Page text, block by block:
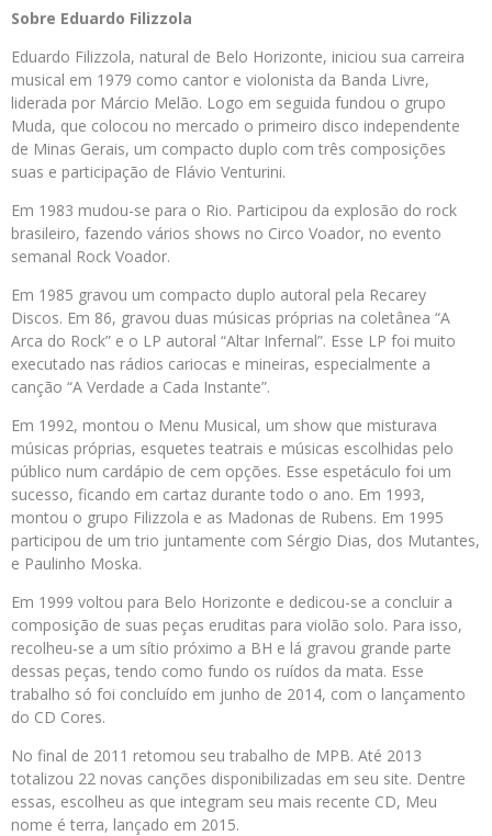
Sobre Eduardo Filizzola
Eduardo Filizzola, natural de Belo Horizonte, iniciou sua carreira
musical em 1979 como cantor e violonista da Banda Livre,
liderada por Márcio Melão. Logo em seguida fundou o grupo
Muda, que colocou no mercado o primeiro disco independente
de Minas Gerais, um compacto duplo com três composições
suas e participação de Flávio Venturini.
Em 1983 mudou-se para o Rio. Participou da explosão do rock
brasileiro, fazendo vários shows no Circo Voador, no evento
semanal Rock Voador.
Em 1985 gravou um compacto duplo autoral pela Recarey
Discos. Em 86, gravou duas músicas próprias na coletânea “A
Arca do Rock” e o LP autoral “Altar Infernal”. Esse LP foi muito
executado nas rádios cariocas e mineiras, especialmente a
canção “A Verdade a Cada Instante”.
Em 1992, montou o Menu Musical, um show que misturava
músicas próprias, esquetes teatrais e músicas escolhidas pelo
público num cardápio de cem opções. Esse espetáculo foi um
sucesso, ficando em cartaz durante todo o ano. Em 1993,
montou o grupo Filizzola e as Madonas de Rubens. Em 1995
participou de um trio juntamente com Sérgio Dias, dos Mutantes,
e Paulinho Moska.
Em 1999 voltou para Belo Horizonte e dedicou-se a concluir a
composição de suas peças eruditas para violão solo. Para isso,
recolheu-se a um sítio próximo a BH e lá gravou grande parte
dessas peças, tendo como fundo os ruídos da mata. Esse
trabalho só foi concluído em junho de 2014, com o lançamento
do CD Cores.
No final de 2011 retomou seu trabalho de MPB. Até 2013
totalizou 22 novas canções disponibilizadas em seu site. Dentre
essas, escolheu as que integram seu mais recente CD, Meu
nome é terra, lançado em 2015.